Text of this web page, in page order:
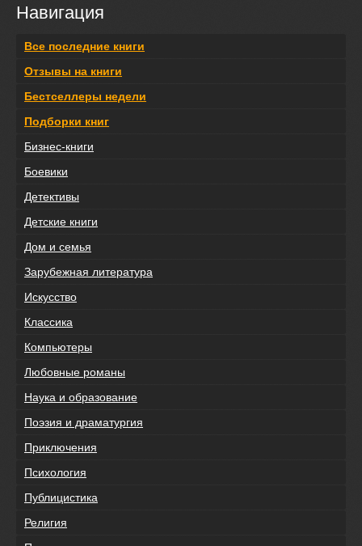
Навигация
Все последние книги
Отзывы на книги
Бестселлеры недели
Подборки книг
Бизнес-книги
Боевики
Детективы
Детские книги
Дом и семья
Зарубежная литература
Искусство
Классика
Компьютеры
Любовные романы
Наука и образование
Поэзия и драматургия
Приключения
Психология
Публицистика
Религия